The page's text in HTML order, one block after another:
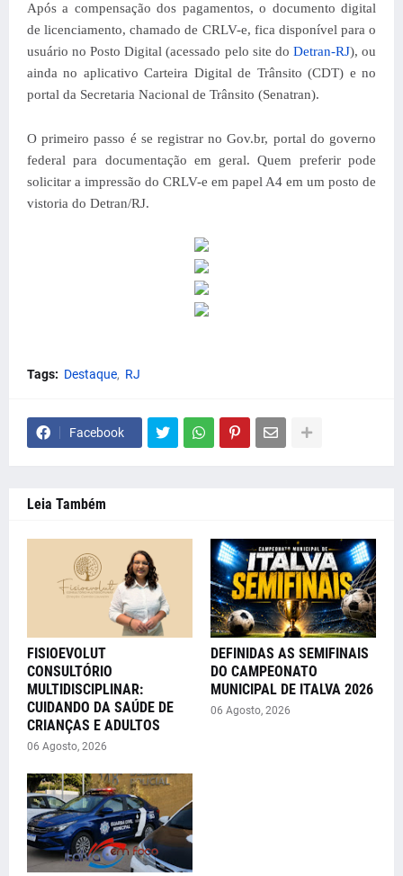
Após a compensação dos pagamentos, o documento digital
de licenciamento, chamado de CRLV-e, fica disponível para o
usuário no Posto Digital (acessado pelo site do Detran-RJ), ou
ainda no aplicativo Carteira Digital de Trânsito (CDT) e no
portal da Secretaria Nacional de Trânsito (Senatran).
O primeiro passo é se registrar no Gov.br, portal do governo
federal para documentação em geral. Quem preferir pode
solicitar a impressão do CRLV-e em papel A4 em um posto de
vistoria do Detran/RJ.
Tags: Destaque RJ
Facebook
Leia Também
FISIOEVOLUT
CONSULTÓRIO
MULTIDISCIPLINAR:
CUIDANDO DA SAÚDE DE
CRIANÇAS E ADULTOS
06 Agosto, 2026
DEFINIDAS AS SEMIFINAIS
DO CAMPEONATO
MUNICIPAL DE ITALVA 2026
06 Agosto, 2026